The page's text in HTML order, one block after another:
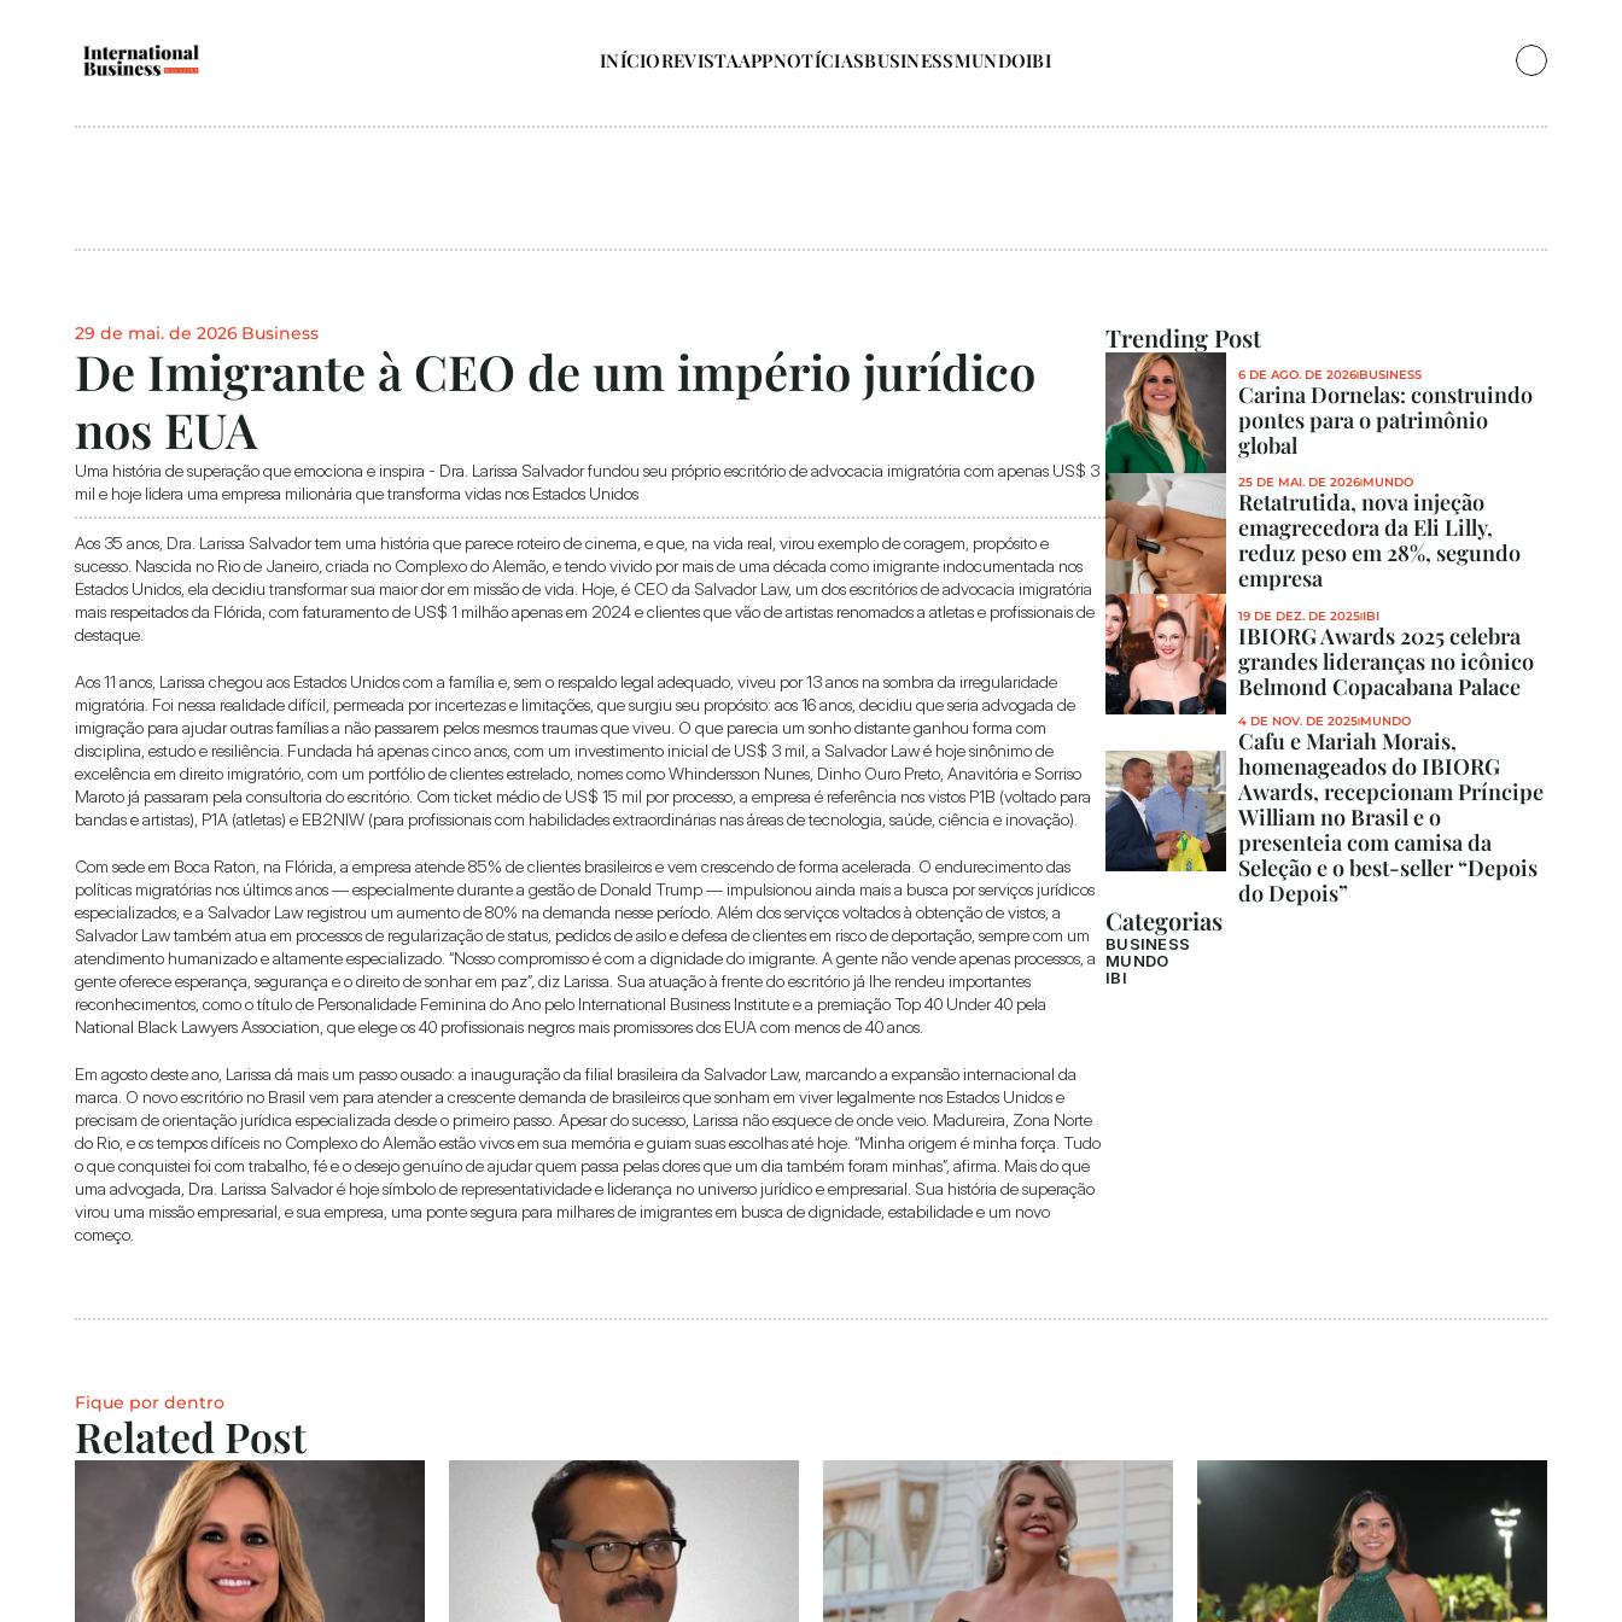
INÍCIOREVISTAAPPNOTÍCIASBUSINESSMUNDOIBI
29 de mai. de 2026 Business
De Imigrante à CEO de um império jurídico
nos EUA
Uma história de superação que emociona e inspira - Dra. Larissa Salvador fundou seu próprio escritório de advocacia imigratória com apenas US$ 3
mil e hoje lidera uma empresa milionária que transforma vidas nos Estados Unidos
Aos 35 anos, Dra. Larissa Salvador tem uma história que parece roteiro de cinema, e que, na vida real, virou exemplo de coragem, propósito e
sucesso. Nascida no Rio de Janeiro, criada no Complexo do Alemão, e tendo vivido por mais de uma década como imigrante indocumentada nos
Estados Unidos, ela decidiu transformar sua maior dor em missão de vida. Hoje, é CEO da Salvador Law, um dos escritórios de advocacia imigratória
mais respeitados da Flórida, com faturamento de US$ 1 milhão apenas em 2024 e clientes que vão de artistas renomados a atletas e profissionais de
destaque.
Aos 11 anos, Larissa chegou aos Estados Unidos com a família e, sem o respaldo legal adequado, viveu por 13 anos na sombra da irregularidade
migratória. Foi nessa realidade difícil, permeada por incertezas e limitações, que surgiu seu propósito: aos 16 anos, decidiu que seria advogada de
imigração para ajudar outras famílias a não passarem pelos mesmos traumas que viveu. O que parecia um sonho distante ganhou forma com
disciplina, estudo e resiliência. Fundada há apenas cinco anos, com um investimento inicial de US$ 3 mil, a Salvador Law é hoje sinônimo de
excelência em direito imigratório, com um portfólio de clientes estrelado, nomes como Whindersson Nunes, Dinho Ouro Preto, Anavitória e Sorriso
Maroto já passaram pela consultoria do escritório. Com ticket médio de US$ 15 mil por processo, a empresa é referência nos vistos P1B (voltado para
bandas e artistas), P1A (atletas) e EB2NIW (para profissionais com habilidades extraordinárias nas áreas de tecnologia, saúde, ciência e inovação).
Com sede em Boca Raton, na Flórida, a empresa atende 85% de clientes brasileiros e vem crescendo de forma acelerada. O endurecimento das
políticas migratórias nos últimos anos — especialmente durante a gestão de Donald Trump — impulsionou ainda mais a busca por serviços jurídicos
especializados, e a Salvador Law registrou um aumento de 80% na demanda nesse período. Além dos serviços voltados à obtenção de vistos, a
Salvador Law também atua em processos de regularização de status, pedidos de asilo e defesa de clientes em risco de deportação, sempre com um
atendimento humanizado e altamente especializado. “Nosso compromisso é com a dignidade do imigrante. A gente não vende apenas processos, a
gente oferece esperança, segurança e o direito de sonhar em paz”, diz Larissa. Sua atuação à frente do escritório já lhe rendeu importantes
reconhecimentos, como o título de Personalidade Feminina do Ano pelo International Business Institute e a premiação Top 40 Under 40 pela
National Black Lawyers Association, que elege os 40 profissionais negros mais promissores dos EUA com menos de 40 anos.
Em agosto deste ano, Larissa dá mais um passo ousado: a inauguração da filial brasileira da Salvador Law, marcando a expansão internacional da
marca. O novo escritório no Brasil vem para atender a crescente demanda de brasileiros que sonham em viver legalmente nos Estados Unidos e
precisam de orientação jurídica especializada desde o primeiro passo. Apesar do sucesso, Larissa não esquece de onde veio. Madureira, Zona Norte
do Rio, e os tempos difíceis no Complexo do Alemão estão vivos em sua memória e guiam suas escolhas até hoje. “Minha origem é minha força. Tudo
o que conquistei foi com trabalho, fé e o desejo genuíno de ajudar quem passa pelas dores que um dia também foram minhas”, afirma. Mais do que
uma advogada, Dra. Larissa Salvador é hoje símbolo de representatividade e liderança no universo jurídico e empresarial. Sua história de superação
virou uma missão empresarial, e sua empresa, uma ponte segura para milhares de imigrantes em busca de dignidade, estabilidade e um novo
começo.
Trending Post
6 DE AGO. DE 2026 BUSINESS
Carina Dornelas: construindo
pontes para o patrimônio
global
25 DE MAI. DE 2026 MUNDO
Retatrutida, nova injeção
emagrecedora da Eli Lilly,
reduz peso em 28%, segundo
empresa
19 DE DEZ. DE 2025 IBI
IBIORG Awards 2025 celebra
grandes lideranças no icônico
Belmond Copacabana Palace
4 DE NOV. DE 2025 MUNDO
Cafu e Mariah Morais,
homenageados do IBIORG
Awards, recepcionam Príncipe
William no Brasil e o
presenteia com camisa da
Seleção e o best-seller “Depois
do Depois”
Categorias
BUSINESS
MUNDO
IBI
Fique por dentro
Related Post